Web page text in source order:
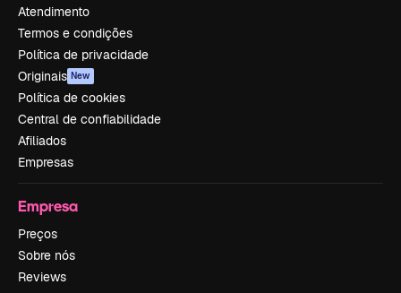
Atendimento
Termos e condições
Política de privacidade
Originais New
Política de cookies
Central de confiabilidade
Afiliados
Empresas
Empresa
Preços
Sobre nós
Reviews